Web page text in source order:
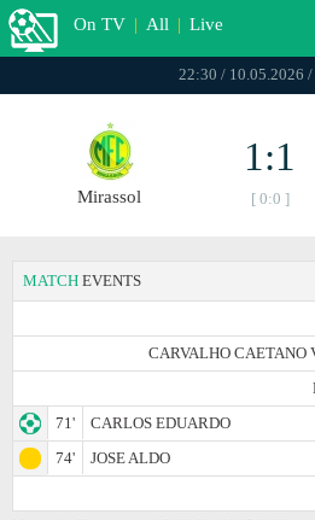
On TV | All | Live
22:30 / 10.05.2026 /
Mirassol
1:1
[ 0:0 ]
MATCH EVENTS
CARVALHO CAETANO
71'
CARLOS EDUARDO
74'
JOSE ALDO